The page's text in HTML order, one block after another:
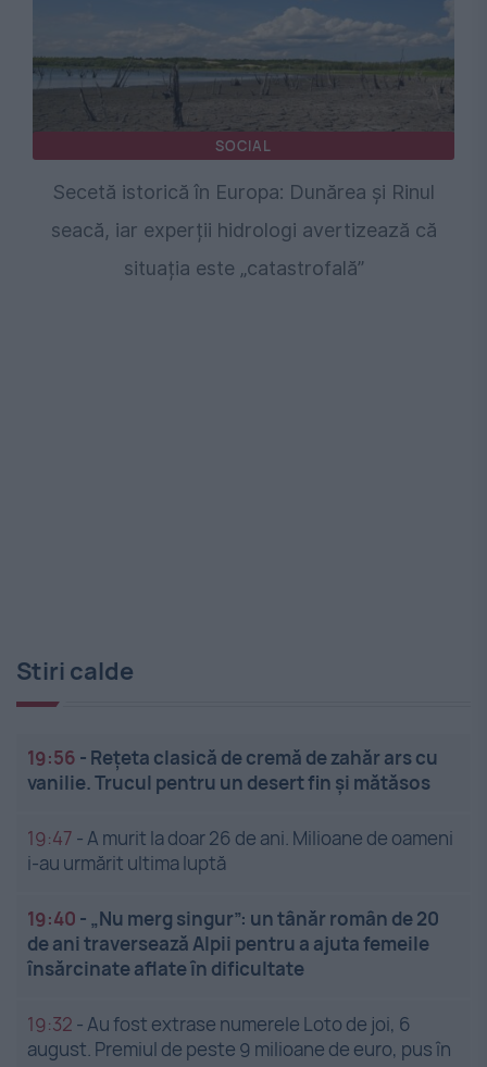
SOCIAL
Secetă istorică în Europa: Dunărea și Rinul
seacă, iar experții hidrologi avertizează că
situația este „catastrofală”
Stiri calde
19:56 - Rețeta clasică de cremă de zahăr ars cu
vanilie. Trucul pentru un desert fin și mătăsos
19:47 -A murit la doar 26 de ani. Milioane de oameni
i-au urmărit ultima luptă
19:40 - „Nu merg singur”: un tânăr român de 20
de ani traversează Alpii pentru a ajuta femeile
însărcinate aflate în dificultate
19:32 -Au fost extrase numerele Loto de joi, 6
august. Premiul de peste 9 milioane de euro, pus în